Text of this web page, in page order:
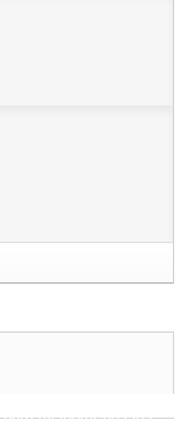
melhorar nossos